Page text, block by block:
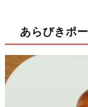
あらびきポ